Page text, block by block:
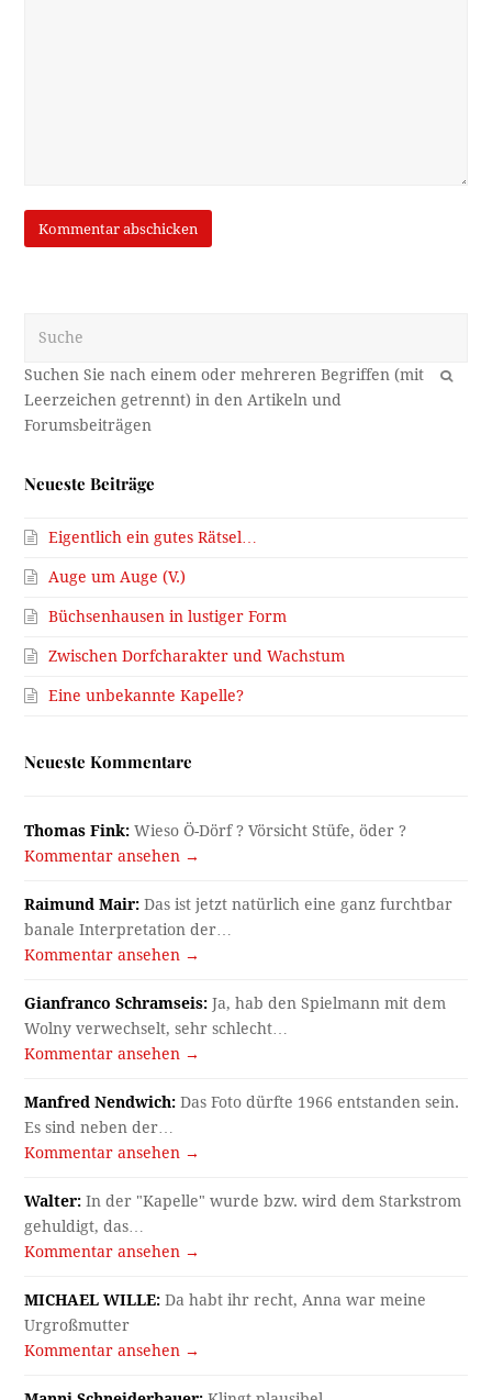
OK
Neueste Beiträge
Eigentlich ein gutes Rätsel…
Auge um Auge (V.)
Büchsenhausen in lustiger Form
Zwischen Dorfcharakter und Wachstum
Eine unbekannte Kapelle?
Neueste Kommentare
Thomas Fink: Wieso Ö-Dörf ? Vörsicht Stüfe, öder ?
Kommentar ansehen →
Raimund Mair: Das ist jetzt natürlich eine ganz furchtbar
banale Interpretation der…
Kommentar ansehen →
Gianfranco Schramseis: Ja, hab den Spielmann mit dem
Wolny verwechselt, sehr schlecht…
Kommentar ansehen →
Manfred Nendwich: Das Foto dürfte 1966 entstanden sein.
Es sind neben der…
Kommentar ansehen →
Walter: In der "Kapelle" wurde bzw. wird dem Starkstrom
gehuldigt, das…
Kommentar ansehen →
MICHAEL WILLE: Da habt ihr recht, Anna war meine
Urgroßmutter
Kommentar ansehen →